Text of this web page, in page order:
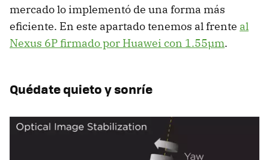
mercado lo implementó de una forma más
eficiente. En este apartado tenemos al frente al
Nexus 6P firmado por Huawei con 1.55µm.
Quédate quieto y sonríe